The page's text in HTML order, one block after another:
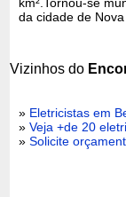
da cidade de Nova
Vizinhos do
» Eletricistas em
»Veja +de 20
»Solicite